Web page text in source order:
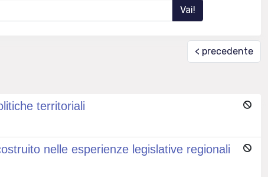
< precedente
territoriali
nelle esperienze legislative regionali